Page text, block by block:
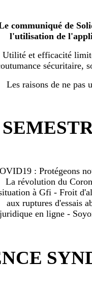
communiqué de
l'utilisation de
Utilité et efficacité
sécuritaire,
Les raisons de ne pas
: Protégeons
La révolution du
à Gfi - Froit
aux ruptures d'essais
juridique en ligne -